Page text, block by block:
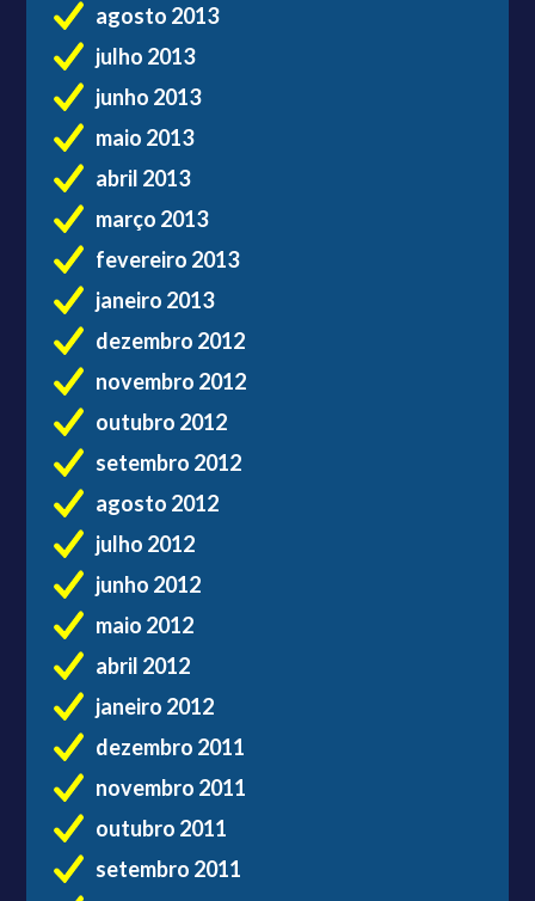
agosto 2013
julho 2013
junho 2013
maio 2013
abril 2013
março 2013
fevereiro 2013
janeiro 2013
dezembro 2012
novembro 2012
outubro 2012
setembro 2012
agosto 2012
julho 2012
junho 2012
maio 2012
abril 2012
janeiro 2012
dezembro 2011
novembro 2011
outubro 2011
setembro 2011